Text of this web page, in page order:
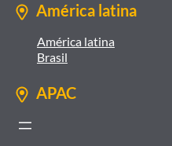
América latina
América latina
Brasil
APAC